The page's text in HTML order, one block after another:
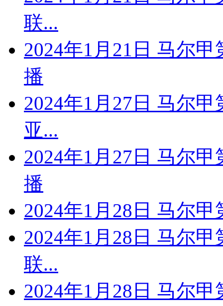
联...
2024年1月21日 马尔
播
2024年1月27日 马尔
亚...
2024年1月27日 马尔
播
2024年1月28日 马尔
2024年1月28日 马尔
联...
2024年1月28日 马尔